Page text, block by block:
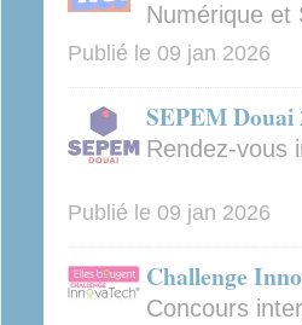
Numérique et
Publié le 09 jan 2026
SEPEM Douai
Rendez-vous
Publié le 09 jan 2026
Challenge
Concours